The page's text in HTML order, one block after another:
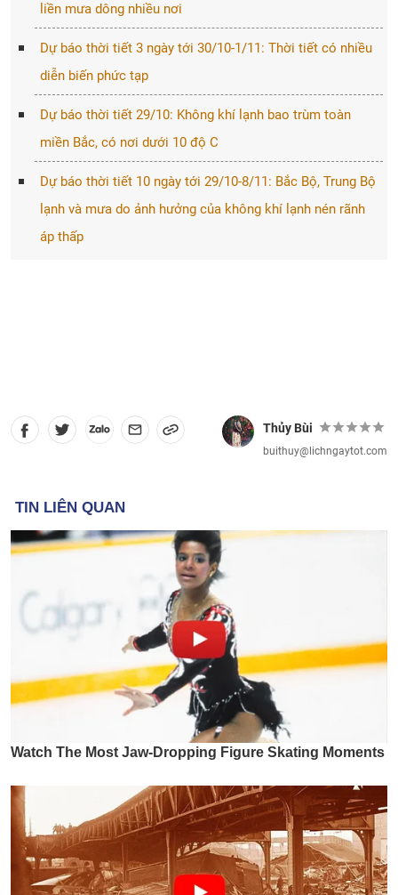
liền mưa dông nhiều nơi
Dự báo thời tiết 3 ngày tới 30/10-1/11: Thời tiết có nhiều
diễn biến phức tạp
Dự báo thời tiết 29/10: Không khí lạnh bao trùm toàn
miền Bắc, có nơi dưới 10 độ C
Dự báo thời tiết 10 ngày tới 29/10-8/11: Bắc Bộ, Trung Bộ
lạnh và mưa do ảnh hưởng của không khí lạnh nén rãnh
áp thấp
Thủy Bùi
buithuy@lichngaytot.com